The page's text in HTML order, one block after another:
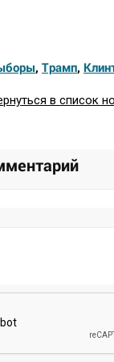
, Трамп,
в список